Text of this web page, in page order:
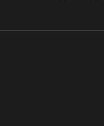
湧現讓車輛不易控